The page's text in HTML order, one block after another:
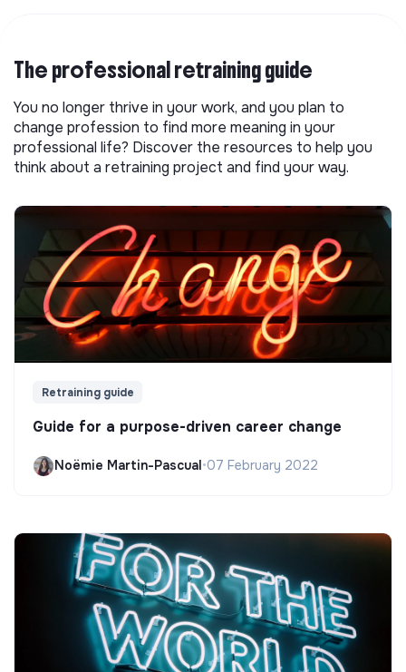
The professional retraining guide
You no longer thrive in your work, and you plan to
change profession to find more meaning in your
professional life? Discover the resources to help you
think about a retraining project and find your way.
Retraining guide
Guide for a purpose-driven career change
Noëmie Martin-Pascual•07 February 2022